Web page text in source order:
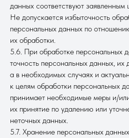
данных соответствуют заявленным
Не допускается избыточность
персональных данных по
их обработки.
5.6. При обработке персональных
точность персональных данных, их
а в необходимых случаях и
к целям обработки персональных
принимает необходимые меры и/
их принятие по удалению или
неточных данных.
5.7. Хранение персональных